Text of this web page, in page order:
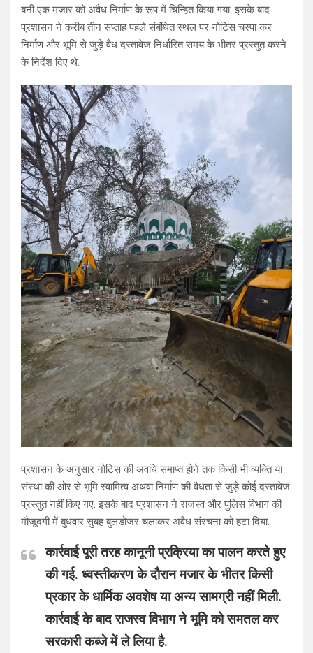
बनी एक मजार को अवैध निर्माण के रूप में चिन्हित किया गया. इसके बाद
प्रशासन ने करीब तीन सप्ताह पहले संबंधित स्थल पर नोटिस चस्पा कर
निर्माण और भूमि से जुड़े वैध दस्तावेज निर्धारित समय के भीतर प्रस्तुत करने
के निर्देश दिए थे.
प्रशासन के अनुसार नोटिस की अवधि समाप्त होने तक किसी भी व्यक्ति या
संस्था की ओर से भूमि स्वामित्व अथवा निर्माण की वैधता से जुड़े कोई दस्तावेज
प्रस्तुत नहीं किए गए. इसके बाद प्रशासन ने राजस्व और पुलिस विभाग की
मौजूदगी में बुधवार सुबह बुलडोजर चलाकर अवैध संरचना को हटा दिया.
कार्रवाई पूरी तरह कानूनी प्रक्रिया का पालन करते हुए
की गई. ध्वस्तीकरण के दौरान मजार के भीतर किसी
प्रकार के धार्मिक अवशेष या अन्य सामग्री नहीं मिली.
कार्रवाई के बाद राजस्व विभाग ने भूमि को समतल कर
सरकारी कब्जे में ले लिया है.